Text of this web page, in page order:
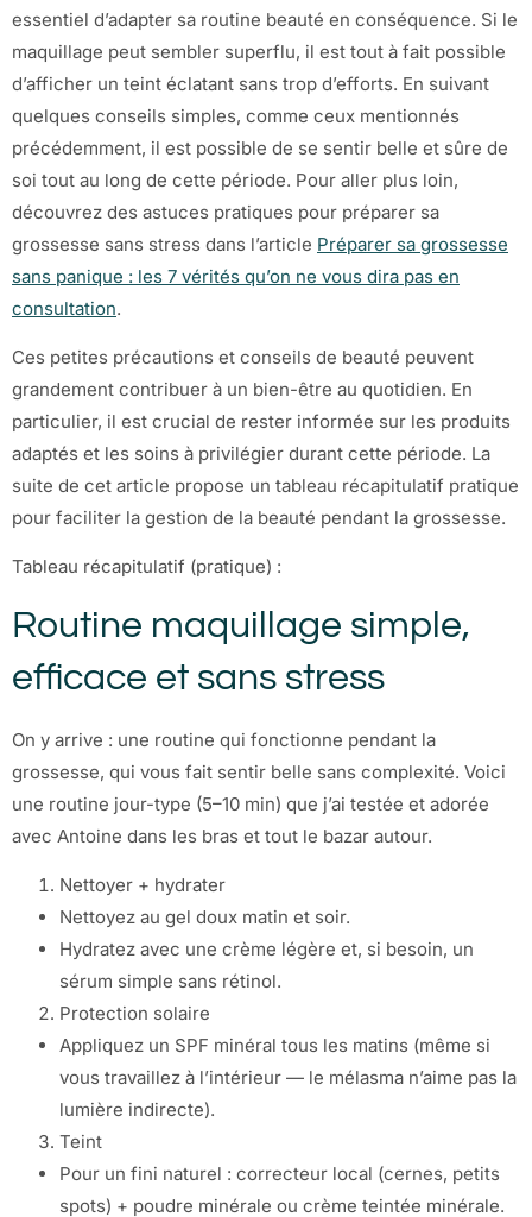
essentiel d’adapter sa routine beauté en conséquence. Si le
maquillage peut sembler superflu, il est tout à fait possible
d’afficher un teint éclatant sans trop d’efforts. En suivant
quelques conseils simples, comme ceux mentionnés
précédemment, il est possible de se sentir belle et sûre de
soi tout au long de cette période. Pour aller plus loin,
découvrez des astuces pratiques pour préparer sa
grossesse sans stress dans l’article Préparer sa grossesse
sans panique : les 7 vérités qu’on ne vous dira pas en
consultation.
Ces petites précautions et conseils de beauté peuvent
grandement contribuer à un bien-être au quotidien. En
particulier, il est crucial de rester informée sur les produits
adaptés et les soins à privilégier durant cette période. La
suite de cet article propose un tableau récapitulatif pratique
pour faciliter la gestion de la beauté pendant la grossesse.
Tableau récapitulatif (pratique) :
Routine maquillage simple,
efficace et sans stress
On y arrive : une routine qui fonctionne pendant la
grossesse, qui vous fait sentir belle sans complexité. Voici
une routine jour-type (5–10 min) que j’ai testée et adorée
avec Antoine dans les bras et tout le bazar autour.
Nettoyer + hydrater
Nettoyez au gel doux matin et soir.
Hydratez avec une crème légère et, si besoin, un
sérum simple sans rétinol.
Protection solaire
Appliquez un SPF minéral tous les matins (même si
vous travaillez à l’intérieur — le mélasma n’aime pas la
lumière indirecte).
Teint
Pour un fini naturel : correcteur local (cernes, petits
spots) + poudre minérale ou crème teintée minérale.